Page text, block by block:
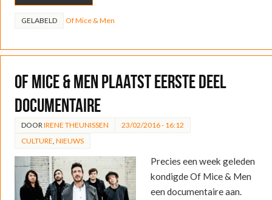
GELABELD Of Mice & Men
Of Mice & Men plaatst eerste deel
documentaire
DOOR IRENE THEUNISSEN
23/02/2016 - 16:12
CULTURE NIEUWS
Precies een week geleden
kondigde Of Mice & Men
een documentaire aan.